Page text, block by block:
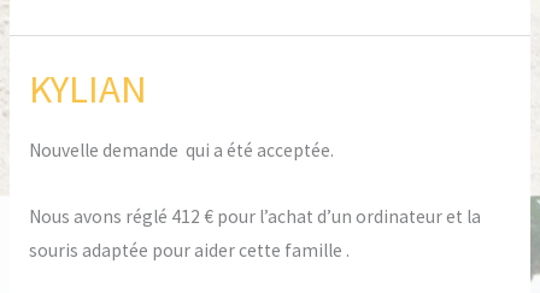
KYLIAN
Nouvelle demande qui a été acceptée.
Nous avons réglé 412 € pour l’achat d’un ordinateur et la
souris adaptée pour aider cette famille .
KYLIAN